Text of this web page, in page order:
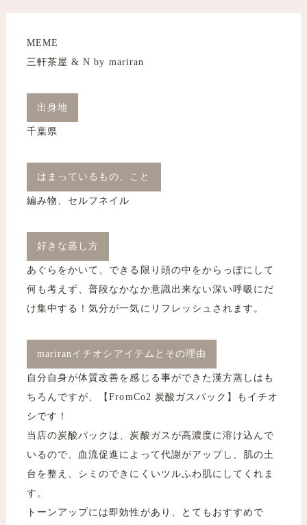
MEME
三軒茶屋 & N by mariran
出身地
千葉県
はまっているもの、こと
編み物、セルフネイル
好きな蒸し方
あぐらをかいて、できる限り頭の中をからっぽにして
何も考えず、普段なかなか意識出来ない深い呼吸にだ
け集中する！気分が一気にリフレッシュされます。
mariranイチオシアイテムとその理由
自分自身が体質改善を感じる事ができた漢方蒸しはも
ちろんですが、【FromCo2 炭酸ガスパック】もイチオ
シです！
当店の炭酸パックは、炭酸ガスが高濃度に溶け込んで
いるので、血流促進によって代謝がアップし、肌の土
台を整え、シミのできにくいツルふわ肌にしてくれま
す。
トーンアップには即効性があり、とてもおすすめで